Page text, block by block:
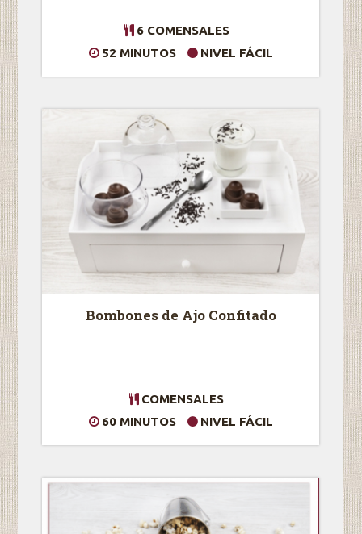
6 COMENSALES
52 MINUTOS
NIVEL FÁCIL
Bombones de Ajo Confitado
COMENSALES
60 MINUTOS
NIVEL FÁCIL